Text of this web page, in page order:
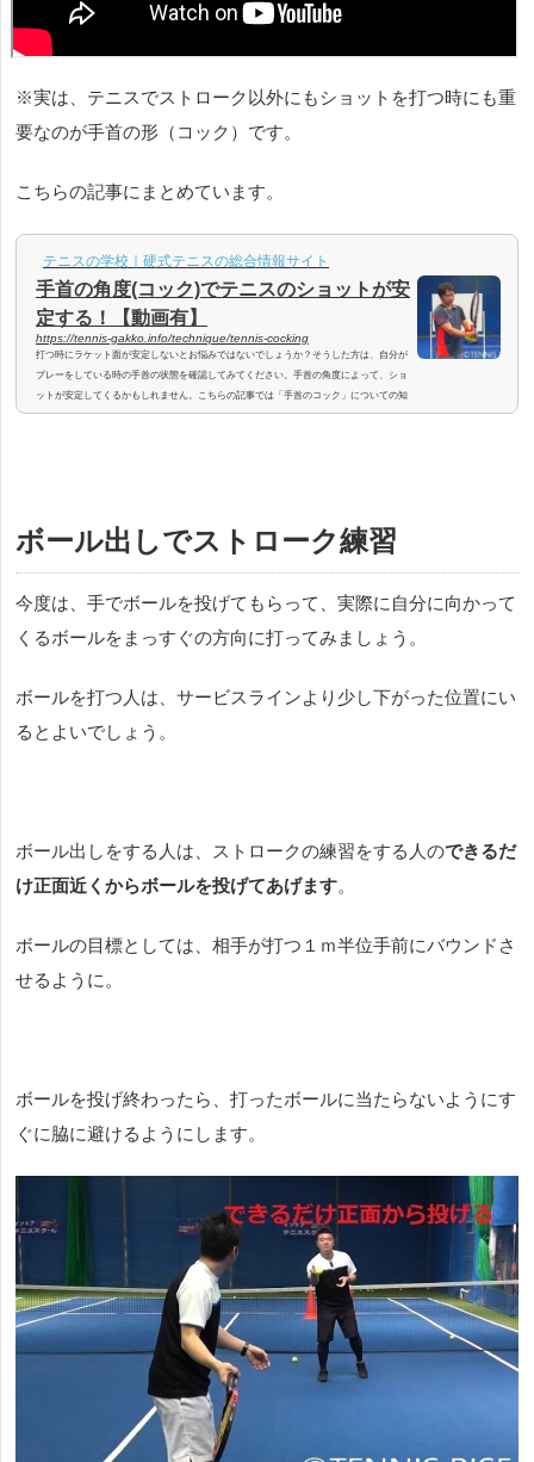
※実は、テニスでストローク以外にもショットを打つ時にも重
要なのが手首の形（コック）です。
こちらの記事にまとめています。
テニスの学校｜硬式テニスの総合情報サイト
手首の角度(コック)でテニスのショットが安
定する！【動画有】
https://tennis-gakko.info/technique/tennis-cocking
打つ時にラケット面が安定しないとお悩みではないでしょうか？そうした方は、自分が
プレーをしている時の手首の状態を確認してみてください。手首の角度によって、ショ
ットが安定してくるかもしれません。こちらの記事では「手首のコック」についての知
識とトレーニング方法を紹介します。「手首のコック」とは手首の関節の角度のことで
ボール出しでストローク練習
今度は、手でボールを投げてもらって、実際に自分に向かって
くるボールをまっすぐの方向に打ってみましょう。
ボールを打つ人は、サービスラインより少し下がった位置にい
るとよいでしょう。
ボール出しをする人は、ストロークの練習をする人のできるだ
け正面近くからボールを投げてあげます。
ボールの目標としては、相手が打つ１ｍ半位手前にバウンドさ
せるように。
ボールを投げ終わったら、打ったボールに当たらないようにす
ぐに脇に避けるようにします。